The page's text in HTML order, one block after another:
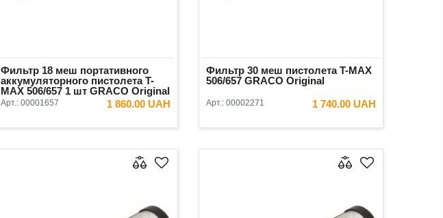
Фильтр 18 меш портативного
аккумуляторного пистолета T-
MAX 506/657 1 шт GRACO Original
Арт.: 00001657 1 860.00 UAH
В КОРЗИНУ
Фильтр 30 меш пистолета T-MAX
506/657 GRACO Original
Арт.: 00002271 1 740.00 UAH
В КОРЗИНУ